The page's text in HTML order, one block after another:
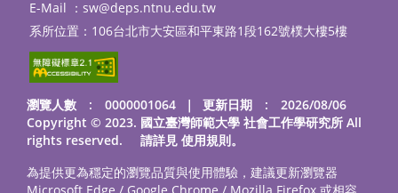
E-Mail ： sw@deps.ntnu.edu.tw
系所位置：106台北市大安區和平東路1段162號樸大樓5樓
瀏覽人數 : 0000001064 ｜
更新日期 : 2026/08/06
Copyright © 2023. 國立臺灣師範大學 社會工作學研究所 All
rights reserved. 請詳見 使用規則。
為提供更為穩定的瀏覽品質與使用體驗，建議更新瀏覽器